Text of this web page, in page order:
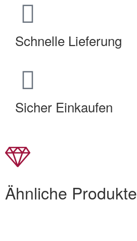
Schnelle Lieferung
Sicher Einkaufen
Ähnliche Produkte